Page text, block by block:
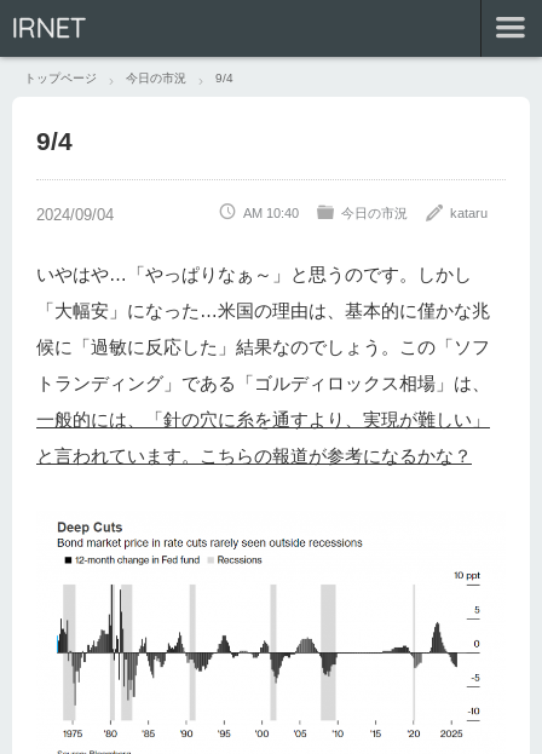
IRNET
トップページ 今日の市況 9/4
9/4
AM 10:40 今日の市況 kataru
いやはや…「やっぱりなぁ～」と思うのです。しかし
「大幅安」になった…米国の理由は、基本的に僅かな兆
候に「過敏に反応した」結果なのでしょう。この「ソフ
トランディング」である「ゴルディロックス相場」は、
一般的には、「針の穴に糸を通すより、実現が難しい」
と言われています。こちらの報道が参考になるかな？